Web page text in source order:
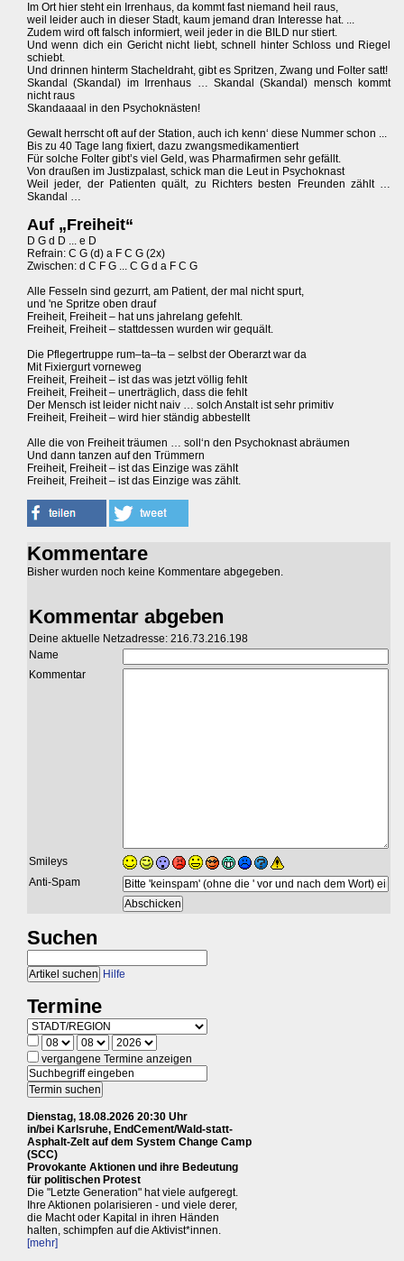
Im Ort hier steht ein Irrenhaus, da kommt fast niemand heil raus,
weil leider auch in dieser Stadt, kaum jemand dran Interesse hat. ...
Zudem wird oft falsch informiert, weil jeder in die BILD nur stiert.
Und wenn dich ein Gericht nicht liebt, schnell hinter Schloss und Riegel
schiebt.
Und drinnen hinterm Stacheldraht, gibt es Spritzen, Zwang und Folter satt!
Skandal (Skandal) im Irrenhaus … Skandal (Skandal) mensch kommt
nicht raus
Skandaaaal in den Psychoknästen!
Gewalt herrscht oft auf der Station, auch ich kenn‘ diese Nummer schon ...
Bis zu 40 Tage lang fixiert, dazu zwangsmedikamentiert
Für solche Folter gibt’s viel Geld, was Pharmafirmen sehr gefällt.
Von draußen im Justizpalast, schick man die Leut in Psychoknast
Weil jeder, der Patienten quält, zu Richters besten Freunden zählt …
Skandal …
Auf „Freiheit“
D G d D ... e D
Refrain: C G (d) a F C G (2x)
Zwischen: d C F G ... C G d a F C G
Alle Fesseln sind gezurrt, am Patient, der mal nicht spurt,
und 'ne Spritze oben drauf
Freiheit, Freiheit – hat uns jahrelang gefehlt.
Freiheit, Freiheit – stattdessen wurden wir gequält.
Die Pflegertruppe rum–ta–ta – selbst der Oberarzt war da
Mit Fixiergurt vorneweg
Freiheit, Freiheit – ist das was jetzt völlig fehlt
Freiheit, Freiheit – unerträglich, dass die fehlt
Der Mensch ist leider nicht naiv … solch Anstalt ist sehr primitiv
Freiheit, Freiheit – wird hier ständig abbestellt
Alle die von Freiheit träumen … soll‘n den Psychoknast abräumen
Und dann tanzen auf den Trümmern
Freiheit, Freiheit – ist das Einzige was zählt
Freiheit, Freiheit – ist das Einzige was zählt.
Kommentare
Bisher wurden noch keine Kommentare abgegeben.
Kommentar abgeben
Deine aktuelle Netzadresse: 216.73.216.198
Name
Kommentar
Smileys
Anti-Spam
Suchen
Hilfe
Termine
vergangene Termine anzeigen
Dienstag, 18.08.2026 20:30 Uhr
in/bei Karlsruhe, EndCement/Wald-statt-
Asphalt-Zelt auf dem System Change Camp
(SCC)
Provokante Aktionen und ihre Bedeutung
für politischen Protest
Die "Letzte Generation" hat viele aufgeregt.
Ihre Aktionen polarisieren - und viele derer,
die Macht oder Kapital in ihren Händen
halten, schimpfen auf die Aktivist*innen.
[mehr]